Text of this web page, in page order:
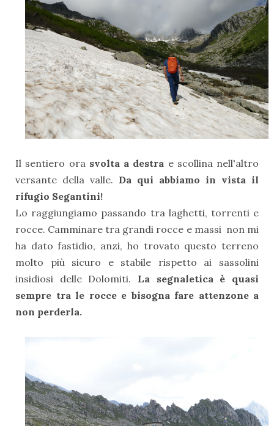
Il sentiero ora svolta a destra e scollina nell'altro
versante della valle. Da qui abbiamo in vista il
rifugio Segantini!
Lo raggiungiamo passando tra laghetti, torrenti e
rocce. Camminare tra grandi rocce e massi non mi
ha dato fastidio, anzi, ho trovato questo terreno
molto più sicuro e stabile rispetto ai sassolini
insidiosi delle Dolomiti. La segnaletica è quasi
sempre tra le rocce e bisogna fare attenzone a
non perderla.